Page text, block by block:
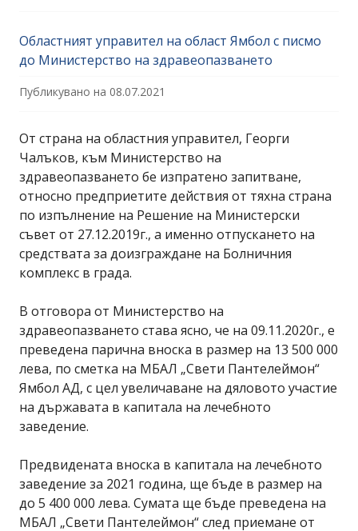
Областният управител на област Ямбол с писмо
до Министерство на здравеопазването
Публикувано на 08.07.2021
От страна на областния управител, Георги
Чалъков, към Министерство на
здравеопазването бе изпратено запитване,
относно предприетите действия от тяхна страна
по изпълнение на Решение на Министерски
съвет от 27.12.2019г., а именно отпускането на
средствата за доизграждане на Болничния
комплекс в града.
В отговора от Министерство на
здравеопазването става ясно, че на 09.11.2020г., е
преведена парична вноска в размер на 13 500 000
лева, по сметка на МБАЛ „Свети Пантелеймон“
Ямбол АД, с цел увеличаване на дяловото участие
на държавата в капитала на лечебното
заведение.
Предвидената вноска в капитала на лечебното
заведение за 2021 година, ще бъде в размер на
до 5 400 000 лева. Сумата ще бъде преведена на
МБАЛ „Свети Пантелеймон“ след приемане от